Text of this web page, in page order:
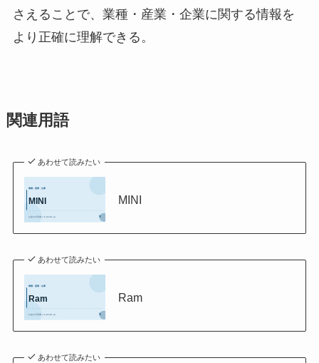
さえることで、業種・産業・企業に関する情報を
より正確に理解できる。
関連用語
あわせて読みたい
MINI
あわせて読みたい
Ram
あわせて読みたい